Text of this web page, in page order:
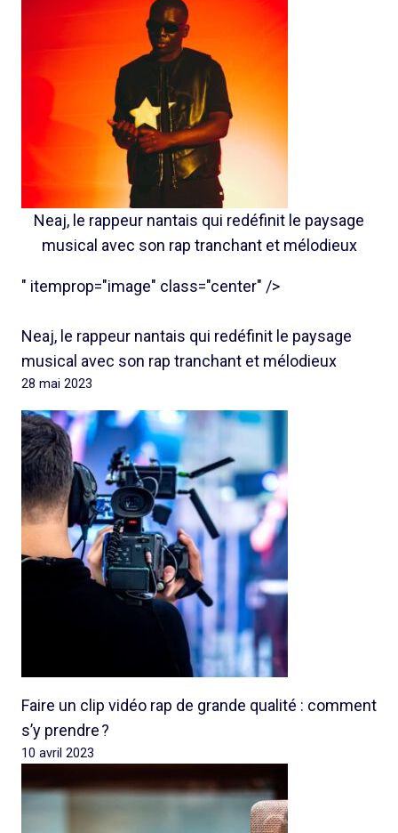
Neaj, le rappeur nantais qui redéfinit le paysage
musical avec son rap tranchant et mélodieux
" itemprop="image" class="center" />
Neaj, le rappeur nantais qui redéfinit le paysage
musical avec son rap tranchant et mélodieux
28 mai 2023
Faire un clip vidéo rap de grande qualité : comment
s’y prendre ?
10 avril 2023